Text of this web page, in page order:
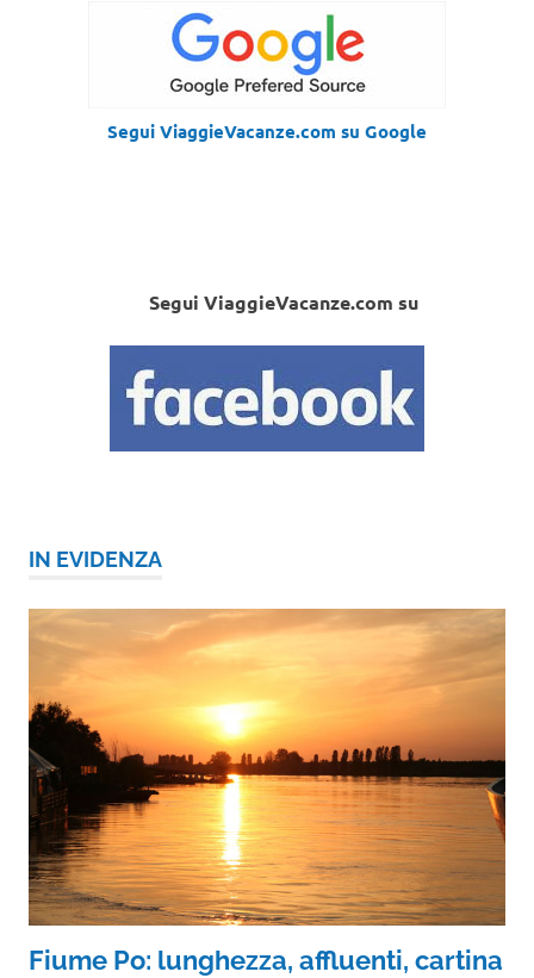
Segui ViaggieVacanze.com su Google
Segui ViaggieVacanze.com su
IN EVIDENZA
Fiume Po: lunghezza, affluenti, cartina